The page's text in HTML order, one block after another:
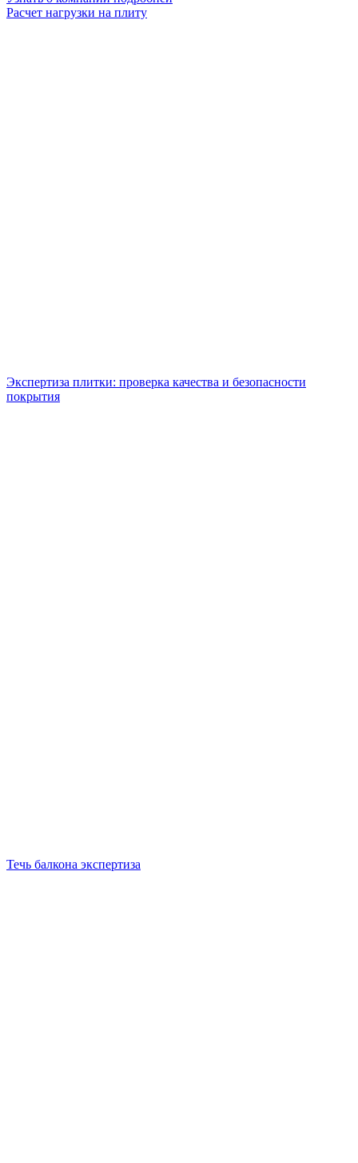
Расчет нагрузки на плиту
Экспертиза плитки: проверка качества и безопасности
покрытия
Течь балкона экспертиза